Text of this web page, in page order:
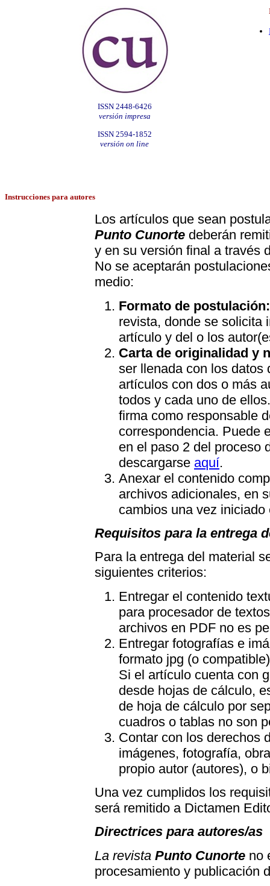
ISSN 2448-6426
versión impresa
ISSN 2594-1852
versión on line
Instrucciones para autores
Los artículos que sean
Punto Cunorte deberán
y en su versión final a través
No se aceptarán
medio:
Formato de
revista, donde se solicita
artículo y del o los
Carta de originalidad y
ser llenada con los datos
artículos con dos o más
todos y cada uno de
firma como responsable
correspondencia. Puede
en el paso 2 del proceso
descargarse aquí.
Anexar el contenido
archivos adicionales, en
cambios una vez iniciado
Requisitos para la entrega
Para la entrega del material
siguientes criterios:
Entregar el contenido
para procesador de
archivos en PDF no es
Entregar fotografías e
formato jpg (o
Si el artículo cuenta con
desde hojas de cálculo,
de hoja de cálculo por
cuadros o tablas no son
Contar con los derechos
imágenes, fotografía,
propio autor (autores), o
Una vez cumplidos los
será remitido a Dictamen
Directrices para autores/as
La revista Punto Cunorte no
procesamiento y publicación